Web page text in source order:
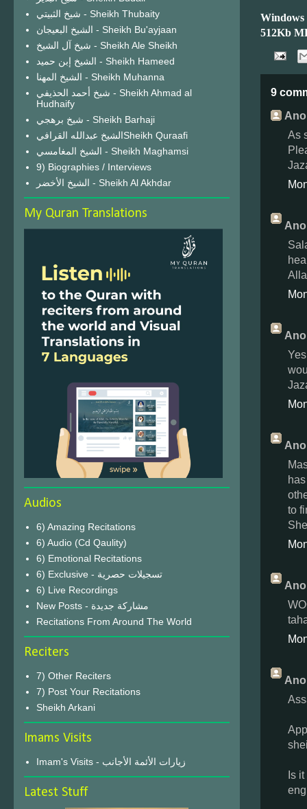
Windows
512Kb
9
As
to
Is
شيخ الثبيتي - Sheikh Thubaity
الشيخ البعيجان - Sheikh Bu'ayjaan
شيخ آل الشيخ - Sheikh Ale Sheikh
الشيخ إبن حميد - Sheikh Hameed
الشيخ المهنا - Sheikh Muhanna
شيخ أحمد الحذيفي - Sheikh Ahmad al
Hudhaify
شيخ برهجي - Sheikh Barhaji
الشيخ عبدالله القرافيSheikh Quraafi
الشيخ المغامسي - Sheikh Maghamsi
9) Biographies / Interviews
الشيخ الأخضر - Sheikh Al Akhdar
My Quran Translations
Audios
6) Amazing Recitations
6) Audio (Cd Qaulity)
6) Emotional Recitations
6) Exclusive - تسجيلات حصرية
6) Live Recordings
New Posts - مشاركة جديدة
Recitations From Around The World
Reciters
7) Other Reciters
7) Post Your Recitations
Sheikh Arkani
Imams Visits
Imam's Visits - زيارات الأئمة الأجانب
Latest Stuff